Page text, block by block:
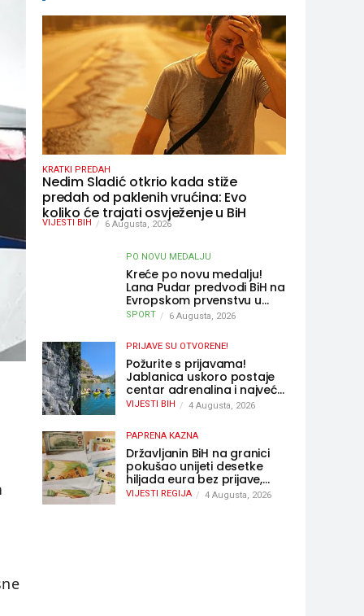
KRATKI PREDAH
Nedim Sladić otkrio kada stiže
predah od paklenih vrućina: Evo
koliko će trajati osvježenje u BiH
VIJESTI BIH 6 Augusta, 2026
PO NOVU MEDALJU
Kreće po novu medalju!
Lana Pudar predvodi BiH na
Evropskom prvenstvu u
Parizu
SPORT 6 Augusta, 2026
PRIJAVE SU OTVORENE!
Požurite s prijavama!
Jablanica uskoro postaje
centar adrenalina i najveće
outdoor avanture ovog
VIJESTI BIH 4 Augusta, 2026
PAPRENA KAZNA
Državljanin BiH na granici
pokušao unijeti desetke
hiljada eura bez prijave,
uslijedila “paprena” kazna
VIJESTI REGIJA 4 Augusta, 2026